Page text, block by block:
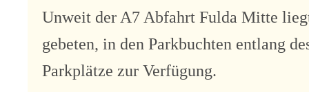
Unweit der A7 Abfahrt Fulda Mitte
gebeten, in den Parkbuchten entlang
Parkplätze zur Verfügung.